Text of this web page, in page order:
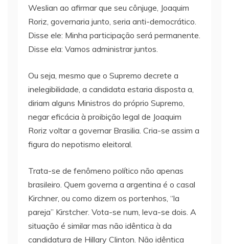
Weslian ao afirmar que seu cônjuge, Joaquim
Roriz, governaria junto, seria anti-democrático.
Disse ele: Minha participação será permanente.
Disse ela: Vamos administrar juntos.
Ou seja, mesmo que o Supremo decrete a
inelegibilidade, a candidata estaria disposta a,
diriam alguns Ministros do próprio Supremo,
negar eficácia à proibição legal de Joaquim
Roriz voltar a governar Brasilia. Cria-se assim a
figura do nepotismo eleitoral.
Trata-se de fenômeno político não apenas
brasileiro. Quem governa a argentina é o casal
Kirchner, ou como dizem os portenhos, “la
pareja” Kirstcher. Vota-se num, leva-se dois. A
situação é similar mas não idêntica à da
candidatura de Hillary Clinton. Não idêntica